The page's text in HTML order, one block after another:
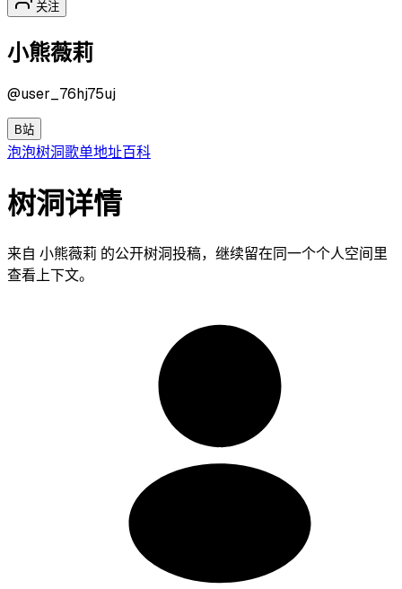
关注
小熊薇莉
@user_76hj75uj
B站
泡泡树洞歌单地址百科
树洞详情
来自 小熊薇莉 的公开树洞投稿，继续留在同一个个人空间里
查看上下文。